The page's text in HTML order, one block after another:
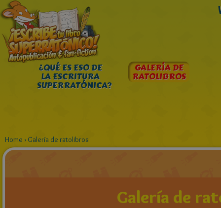
¿QUÉ ES ESO DE
LA ESCRITURA
SUPERRATÓNICA?
GALERÍA DE
RATOLIBROS
Home › Galería de ratolibros
Galería de